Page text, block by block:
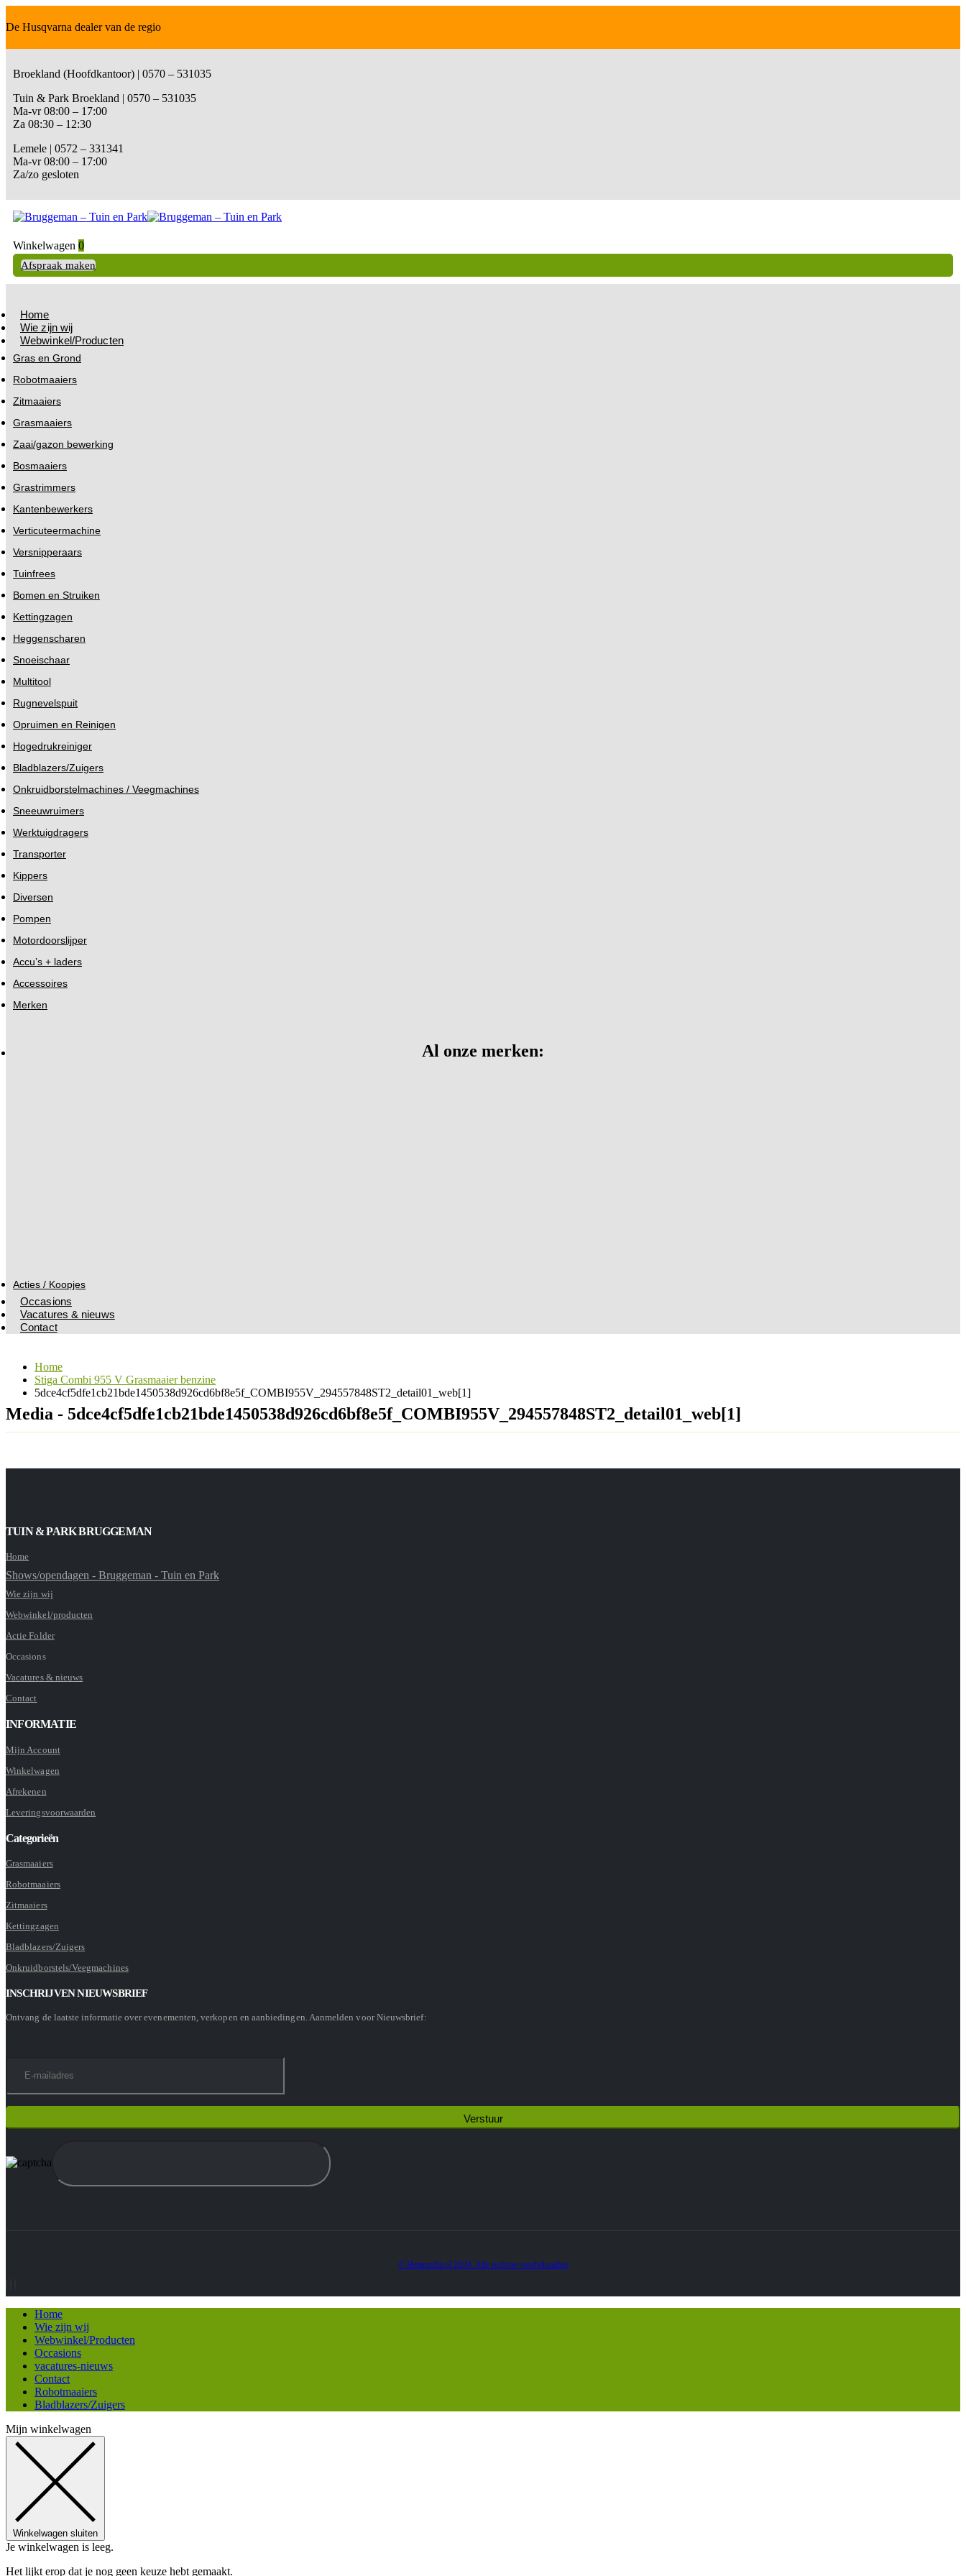
De Husqvarna dealer van de regio
Broekland (Hoofdkantoor) | 0570 – 531035
Tuin & Park Broekland | 0570 – 531035
Ma-vr 08:00 – 17:00
Za 08:30 – 12:30
Lemele | 0572 – 331341
Ma-vr 08:00 – 17:00
Za/zo gesloten
Winkelwagen 0
Afspraak maken
Home
Wie zijn wij
Webwinkel/Producten
Gras en Grond
Robotmaaiers
Zitmaaiers
Grasmaaiers
Zaai/gazon bewerking
Bosmaaiers
Grastrimmers
Kantenbewerkers
Verticuteermachine
Versnipperaars
Tuinfrees
Bomen en Struiken
Kettingzagen
Heggenscharen
Snoeischaar
Multitool
Rugnevelspuit
Opruimen en Reinigen
Hogedrukreiniger
Bladblazers/Zuigers
Onkruidborstelmachines / Veegmachines
Sneeuwruimers
Werktuigdragers
Transporter
Kippers
Diversen
Pompen
Motordoorslijper
Accu’s + laders
Accessoires
Merken
Al onze merken:
Acties / Koopjes
Occasions
Vacatures & nieuws
Contact
Home
Stiga Combi 955 V Grasmaaier benzine
5dce4cf5dfe1cb21bde1450538d926cd6bf8e5f_COMBI955V_294557848ST2_detail01_web[1]
Media - 5dce4cf5dfe1cb21bde1450538d926cd6bf8e5f_COMBI955V_294557848ST2_detail01_web[1]
TUIN & PARK BRUGGEMAN
Home
Shows/opendagen - Bruggeman - Tuin en Park
Wie zijn wij
Webwinkel/producten
Actie Folder
Occasions
Vacatures & nieuws
Contact
INFORMATIE
Mijn Account
Winkelwagen
Afrekenen
Leveringsvoorwaarden
Categorieën
Grasmaaiers
Robotmaaiers
Zitmaaiers
Kettingzagen
Bladblazers/Zuigers
Onkruidborstels/Veegmachines
INSCHRIJVEN NIEUWSBRIEF
Ontvang de laatste informatie over evenementen, verkopen en aanbiedingen. Aanmelden voor Nieuwsbrief:
© Heatmedia.nl 2024. Alle rechten voorbehouden
Home
Wie zijn wij
Webwinkel/Producten
Occasions
vacatures-nieuws
Contact
Robotmaaiers
Bladblazers/Zuigers
Mijn winkelwagen
Winkelwagen sluiten
Je winkelwagen is leeg.
Het lijkt erop dat je nog geen keuze hebt gemaakt.